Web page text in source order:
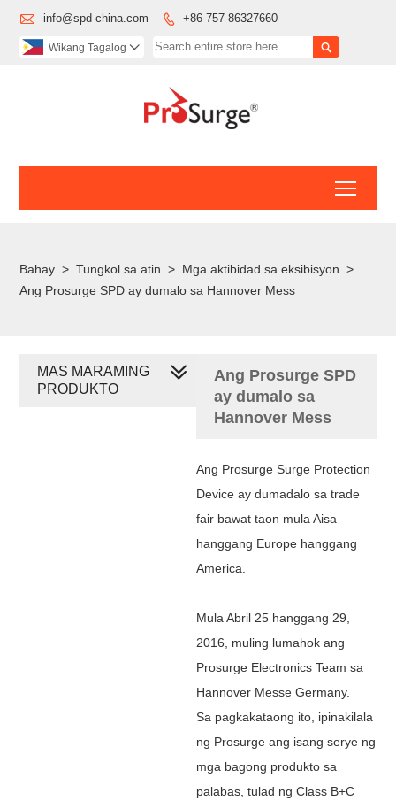
 info@spd-china.com  +86-757-86327660

Wikang Tagalog 
Bahay > Tungkol sa atin > Mga aktibidad sa eksibisyon >
Ang Prosurge SPD ay dumalo sa Hannover Mess
Ang Prosurge SPD
ay dumalo sa
Hannover Mess
Ang Prosurge Surge Protection
Device ay dumadalo sa trade
fair bawat taon mula Aisa
hanggang Europe hanggang
America.
Mula Abril 25 hanggang 29,
2016, muling lumahok ang
Prosurge Electronics Team sa
Hannover Messe Germany.
Sa pagkakataong ito, ipinakilala
ng Prosurge ang isang serye ng
mga bagong produkto sa
palabas, tulad ng Class B+C
MAS MARAMING
PRODUKTO